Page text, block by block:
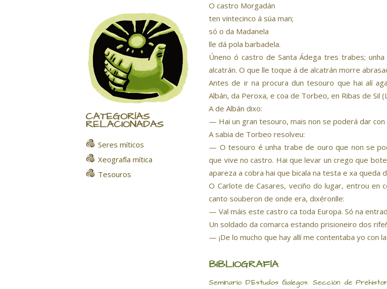
CATEGORÍAS
RELACIONADAS
Seres míticos
Xeografía mítica
Tesouros
O castro Morgadán
ten vintecinco á súa man;
só o da Madanela
lle dá pola barbadela.
Úneno ó castro de Santa Ádega tres trabes;
alcatrán. O que lle toque á de alcatrán morre
Antes de ir na procura dun tesouro que hai alí
Albán, da Peroxa, e coa de Torbeo, en Ribas de Sil
A de Albán dixo:
— Hai un gran tesouro, mais non se poderá dar
A sabia de Torbeo resolveu:
— O tesouro é unha trabe de ouro que non se
que vive no castro. Hai que levar un crego que
apareza a cobra hai que bicala na testa e xa queda
O Carlote de Casares, veciño do lugar, entrou en
canto souberon de onde era, dixéronlle:
— Val máis este castro ca toda Europa. Só na
Un soldado da comarca estando prisioneiro dos
— ¡De lo mucho que hay allí me contentaba yo con
BIBLIOGRAFÍA
Seminario D’Estudos Galegos. Sección de